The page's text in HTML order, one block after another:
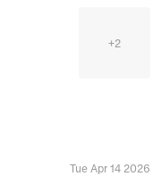
+2
Tue Apr 14 2026